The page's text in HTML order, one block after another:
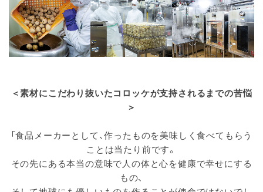
＜素材にこだわり抜いたコロッケが支持されるまでの苦悩
＞
「食品メーカーとして、作ったものを美味しく食べてもらう
ことは当たり前です。
その先にある本当の意味で人の体と心を健康で幸せにする
もの、